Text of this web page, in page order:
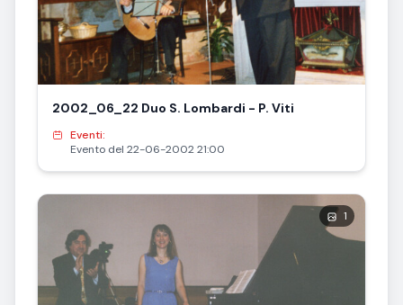
2002_06_22 Duo S. Lombardi - P. Viti
Eventi:
Evento del 22-06-2002 21:00
1